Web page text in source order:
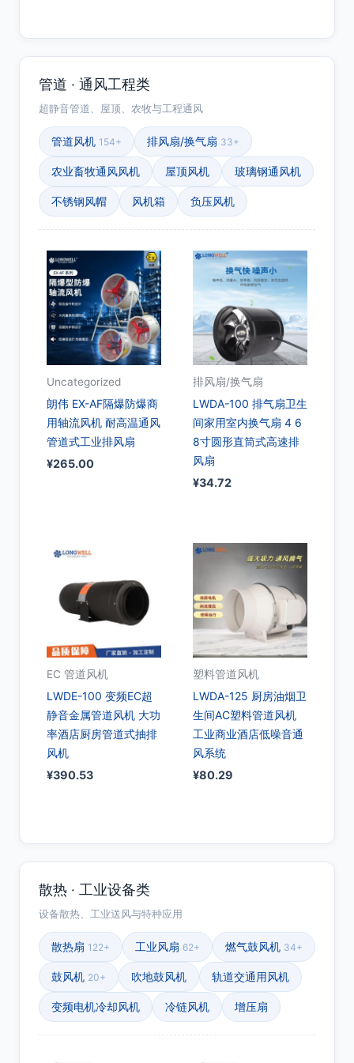
管道 · 通风工程类
超静音管道、屋顶、农牧与工程通风
管道风机 154+ 排风扇/换气扇 33+
农业畜牧通风风机 屋顶风机 玻璃钢通风机
不锈钢风帽 风机箱 负压风机
Uncategorized
朗伟 EX-AF隔爆防爆商
用轴流风机 耐高温通风
管道式工业排风扇
¥265.00
排风扇/换气扇
LWDA-100 排气扇卫生
间家用室内换气扇 4 6
8寸圆形直筒式高速排
风扇
¥34.72
EC 管道风机
LWDE-100 变频EC超
静音金属管道风机 大功
率酒店厨房管道式抽排
风机
¥390.53
塑料管道风机
LWDA-125 厨房油烟卫
生间AC塑料管道风机
工业商业酒店低噪音通
风系统
¥80.29
散热 · 工业设备类
设备散热、工业送风与特种应用
散热扇 122+ 工业风扇 62+ 燃气鼓风机 34+
鼓风机 20+ 吹地鼓风机 轨道交通用风机
变频电机冷却风机 冷链风机 增压扇